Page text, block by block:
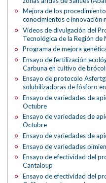
Mejora de los
conocimientos e innovación
Vídeos de divulgación del
Tecnológica de la Región de
Programa de mejora
Ensayo de fertilización
Carbuna en cultivo de
Ensayo de protocolo
solubilizadoras de fósforo
Ensayo de variedades de
Octubre
Ensayo de variedades de
Octubre
Ensayo de variedades de
Ensayo de variedades
Ensayo de efectividad del
Cantaloup
Ensayo de efectividad del